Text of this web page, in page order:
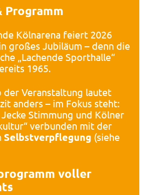
Kölnarena feiert 2026
großes Jubiläum – denn die
„Lachende Sporthalle“
1965.
der Veranstaltung lautet
anders – im Fokus steht:
Jecke Stimmung und Kölner
verbunden mit der
Selbstverpflegung (siehe
voller